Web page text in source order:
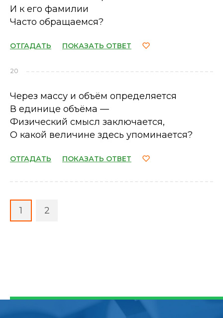
И к его фамилии
Часто обращаемся?
ОТГАДАТЬ ПОКАЗАТЬ ОТВЕТ
20
Через массу и объём определяется
В единице объёма —
Физический смысл заключается,
О какой величине здесь упоминается?
ОТГАДАТЬ ПОКАЗАТЬ ОТВЕТ
1 2